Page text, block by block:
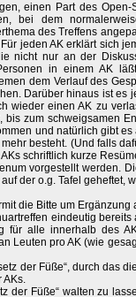
einen Part des Open-
bei dem
des Treffens
jeden AK erklärt sich
nicht nur an der
in einem AK
dem Verlauf des
Darüber hinaus ist es
wieder einen AK zu
bis zum schweigsamen
und natürlich gibt
besteht. (Und falls
schriftlich kurze
vorgestellt werden.
der o.g. Tafel geheftet,
die Bitte um Ergänzung
eindeutig
für alle innerhalb des
Leuten pro AK (wie
der Füße“, durch das
AKs.
der Füße“ walten zu